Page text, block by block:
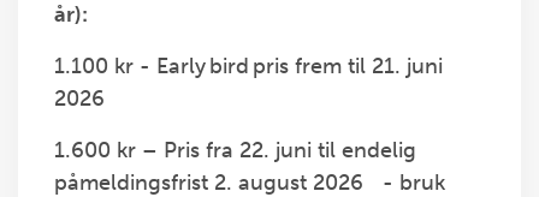
år):
1.100 kr - Early bird pris frem til 21. juni
2026
1.600 kr – Pris fra 22. juni til endelig
påmeldingsfrist 2. august 2026
- bruk